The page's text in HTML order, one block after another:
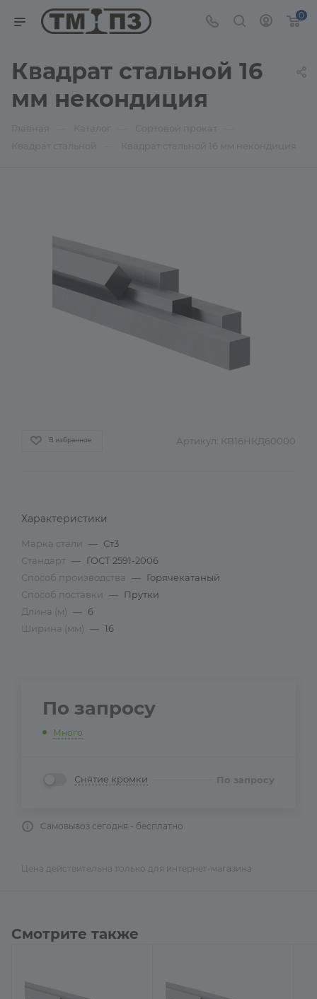
0
Квадрат стальной 16
мм некондиция
В избранное Артикул: КВ16НКД60000
Характеристики
Марка стали — Ст3
Стандарт — ГОСТ 2591-2006
Способ производства
— Горячекатаный
Способ поставки
— Прутки
Длина (м) — 6
Ширина (мм) — 16
По запросу
Много
Снятие кромки По запросу
Самовывоз сегодня - бесплатно
Цена действительна только для интернет-магазина
Смотрите также